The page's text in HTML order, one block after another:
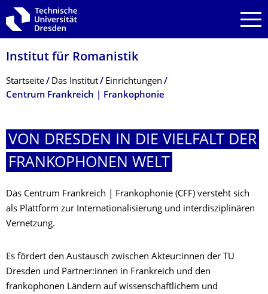
Zur Hauptnavigation springen
Zur Suche springen
Zum Inhalt springen
Institut für Romanistik
Breadcrumb-Menü
Startseite Das Institut
Einrichtungen
Centrum Frankreich | Frankophonie
VON DRESDEN IN DIE VIELFALT DER
FRANKOPHONEN WELT
Das Centrum Frankreich | Frankophonie (CFF) versteht sich
als Plattform zur Internationalisierung und interdisziplinären
Vernetzung.
Es fördert den Austausch zwischen Akteur:innen der TU
Dresden und Partner:innen in Frankreich und den
frankophonen Ländern auf wissenschaftlichem und